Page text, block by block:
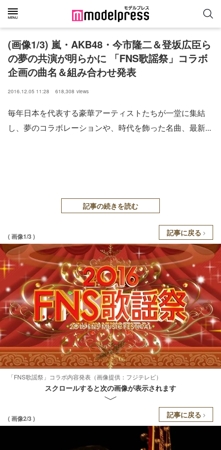
(画像1/3) 嵐・AKB48・今市隆二＆登坂広臣ら
の夢の共演が明らかに 「FNS歌謡祭」コラボ
企画の曲名＆組み合わせ発表
2016.12.05 11:28 618,308 views
毎年日本を代表する豪華アーティストたちが一堂に集結
し、夢のコラボレーションや、時代を飾った名曲、最新...
記事の続きを読む
( 画像1/3 ) 記事に戻る
「FNS歌謡祭」コラボ内容発表（画像提供：フジテレビ）
スクロールすると次の画像が表示されます
( 画像2/3 ) 記事に戻る